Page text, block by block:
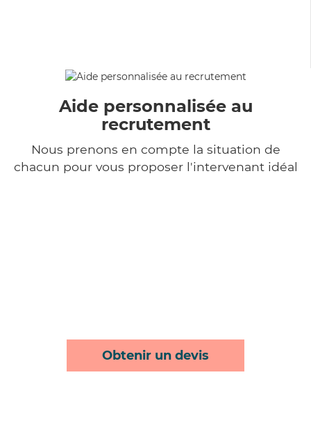
Aide personnalisée au
recrutement
Nous prenons en compte la situation de
chacun pour vous proposer l'intervenant idéal
Obtenir un devis